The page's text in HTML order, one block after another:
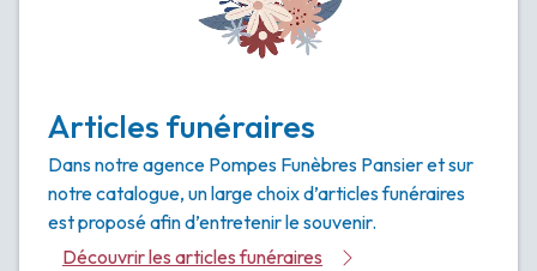
Articles funéraires
Dans notre agence Pompes Funèbres Pansier et sur
notre catalogue, un large choix d’articles funéraires
est proposé afin d’entretenir le souvenir.
Découvrir les articles funéraires